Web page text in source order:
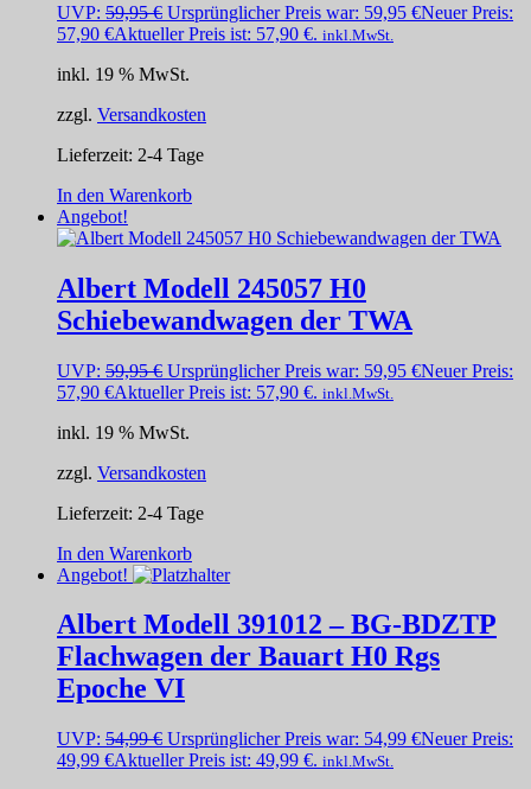
UVP: 59,95€ Ursprünglicher Preis war: 59,95 €Neuer Preis:
57,90 €Aktueller Preis ist: 57,90 €. inkl.MwSt.
inkl. 19 % MwSt.
zzgl. Versandkosten
Lieferzeit: 2-4 Tage
In den Warenkorb
Angebot!
Albert Modell 245057 H0
Schiebewandwagen der TWA
UVP: 59,95€ Ursprünglicher Preis war: 59,95 €Neuer Preis:
57,90 €Aktueller Preis ist: 57,90 €. inkl.MwSt.
inkl. 19 % MwSt.
zzgl. Versandkosten
Lieferzeit: 2-4 Tage
In den Warenkorb
Angebot!
Albert Modell 391012 – BG-BDZTP
Flachwagen der Bauart H0 Rgs
Epoche VI
UVP: 54,99€ Ursprünglicher Preis war: 54,99 €Neuer Preis:
49,99 €Aktueller Preis ist: 49,99 €. inkl.MwSt.